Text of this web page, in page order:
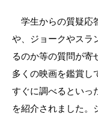
学生からの質疑応
や、ジョークやスラ
るのか等の質問が寄
多くの映画を鑑賞し
すぐに調べるといっ
を紹介されました。